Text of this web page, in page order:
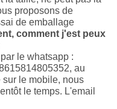
proposons de
de emballage
comment j'est peux
le whatsapp :
au
sur le mobile, nous
le temps. L'email